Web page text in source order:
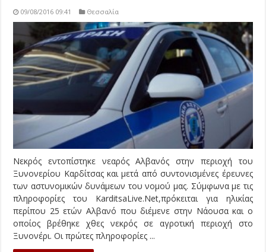
09/08/2016 09:41 Θεσσαλία
Νεκρός εντοπίστηκε νεαρός Αλβανός στην περιοχή του
Ξυνονερίου Καρδίτσας και μετά από συντονισμένες έρευνες
των αστυνομικών δυνάμεων του νομού μας. Σύμφωνα με τις
πληροφορίες του KarditsaLive.Net,πρόκειται για ηλικίας
περίπου 25 ετών Αλβανό που διέμενε στην Νάουσα και ο
οποίος βρέθηκε χθες νεκρός σε αγροτική περιοχή στο
Ξυνονέρι. Οι πρώτες πληροφορίες ...